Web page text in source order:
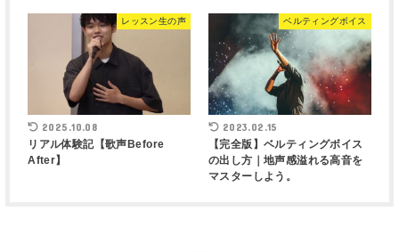
レッスン生の声
2025.10.08
リアル体験記【歌声Before
After】
ベルティングボイス
2023.02.15
【完全版】ベルティングボイス
の出し方｜地声感溢れる高音を
マスターしよう。